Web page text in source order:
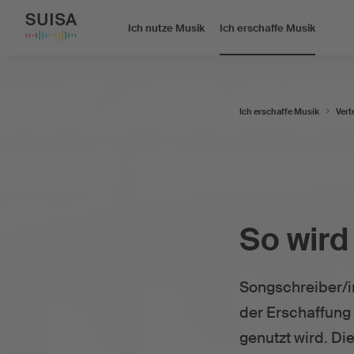
Ich nutze Musik Ich erschaffe Musik
So
Songschreiber/
der
genutzt wird.
Ich erschaffe Musik